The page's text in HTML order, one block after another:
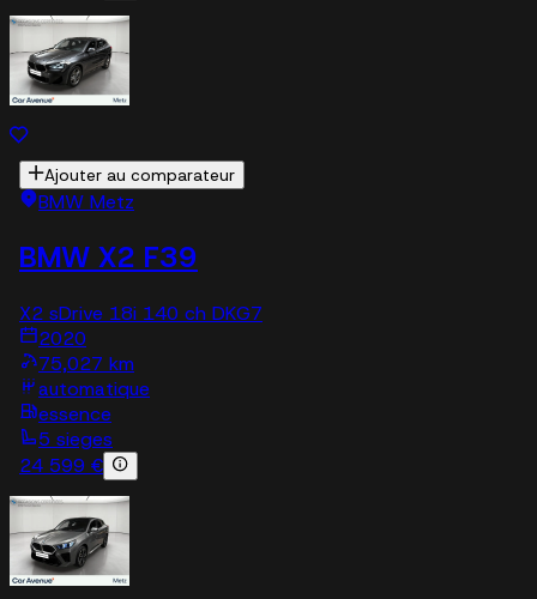
Ajouter au comparateur
BMW Metz
BMW X2 F39
X2 sDrive 18i 140 ch DKG7
2020
75,027 km
automatique
essence
5 sieges
24 599 €